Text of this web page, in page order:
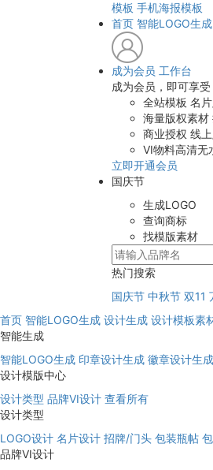
模板 手机海报模板
首页 智能LOGO生成
成为会员 工作台
成为会员，即可享受
全站模板 名
海量版权素材
商业授权 线
VI物料高清无
立即开通会员
国庆节
生成LOGO
查询商标
找模版素材
热门搜索
国庆节 中秋节 双11
首页 智能LOGO生成 设计生成 设计模板素
智能生成
智能LOGO生成 印章设计生成 徽章设计生成
设计模版中心
设计类型 品牌VI设计 查看所有
设计类型
LOGO设计 名片设计 招牌/门头 包装瓶帖
品牌VI设计